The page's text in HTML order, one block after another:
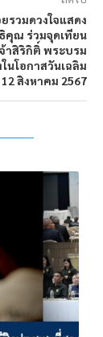
รวมดวงใจแสดง
คุณ ร่วมจุดเทียน
าสิริกิติ์ พระบรม
นโอกาสวันเฉลิม
สิงหาคม 2567